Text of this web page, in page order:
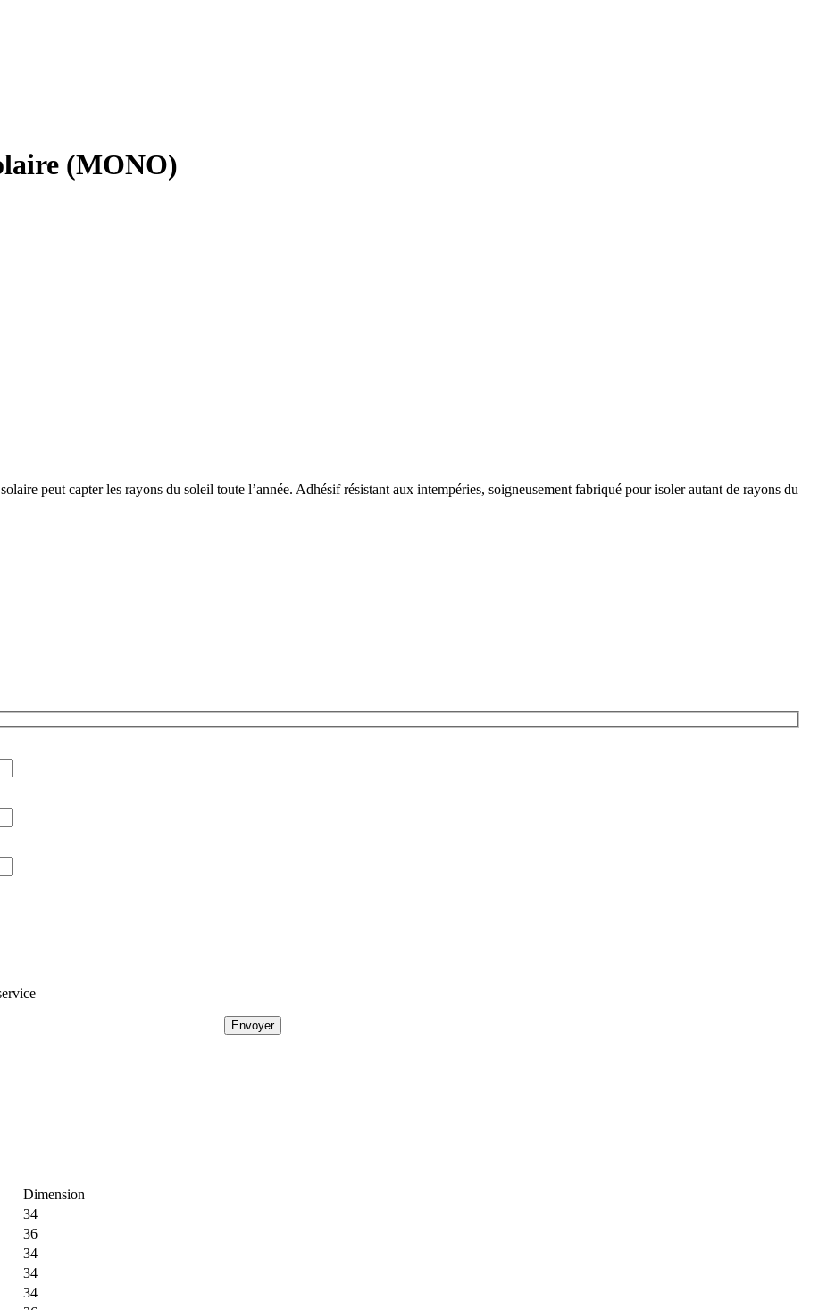
(MONO)
peut capter les rayons du soleil toute l’année. Adhésif résistant aux intempéries, soigneusement fabriqué pour isoler autant de rayons du
Dimension
34
36
34
34
34